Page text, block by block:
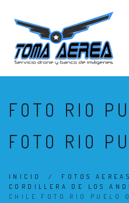
FOTO RIO
FOTO RIO
INICIO / FOTOS AEREAS
CORDILLERA DE LOS
CHILE FOTO RIO PUELO